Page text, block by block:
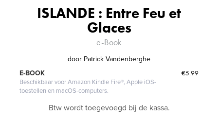
ISLANDE : Entre Feu et
Glaces
e-Book
door Patrick Vandenberghe
€5.99
E-BOOK
Beschikbaar voor Amazon Kindle Fire®, Apple iOS-
toestellen en macOS-computers.
Btw wordt toegevoegd bij de kassa.